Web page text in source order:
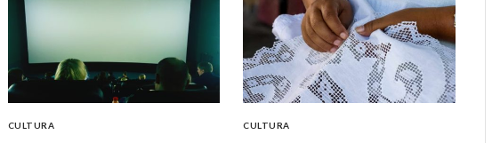
CULTURA CULTURA